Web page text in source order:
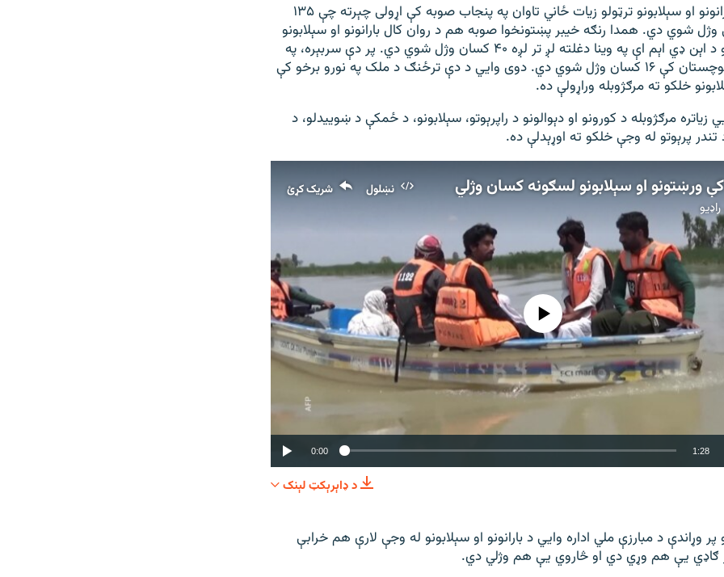
یاده اداره وايي بارانونو او سېلابونو ترټولو زیات ځاني تاوان په پنجاب صوبه کې اړولی چېرته چې ۱۳۵
شوي دي. همدا رنګه خیبر پښتونخوا صوبه هم د روان کال بارانونو او سېلابونو
سخته ځپلې ده او د اېن ډي اېم اې په وینا دغلته لږ تر لږه ۴۰ کسان وژل شوي دي. پر دې سربېره، په
سېند کې ۲۲ او بلوچستان کې ۱۶ کسان وژل شوي دي. دوی وايي د دې ترځنګ د ملک په نورو برخو کې
خلکو ته مرګژوبله وراړولې ده.
زیاتره مرګژوبله د کورونو او دېوالونو د راپرېوتو، سېلابونو، د ځمکې د ښوییدلو، د
پرېوتو له وجې خلکو ته اوړېدلې ده.
نښلول شریک کړئ ورښتونو او سېلابونو لسګونه کسان وژلي
شریک کړئ
هېڅ میډیايي سرچینه اوس نشته
0:00 1:28
د ډاېرېکټ لېنک
پر وړاندې د مبارزې ملي اداره وايي د بارانونو او سېلابونو له وجې لارې هم خرابې
ګاډي یې هم وړي دي او څاروي یې هم وژلي دي.